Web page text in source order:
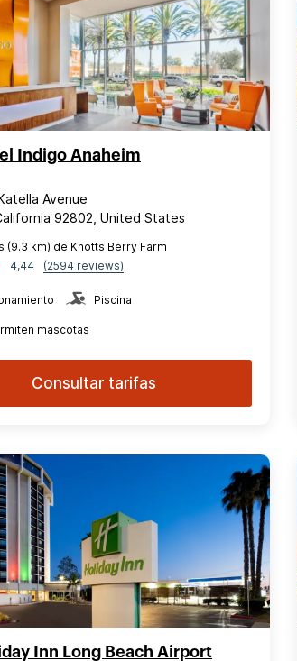
Indigo Anaheim
Avenue
92802, United States
(9.3 km) de Knotts Berry Farm
4,44
(2594 reviews)
Piscina
mascotas
Consultar tarifas
Inn Long Beach Airport